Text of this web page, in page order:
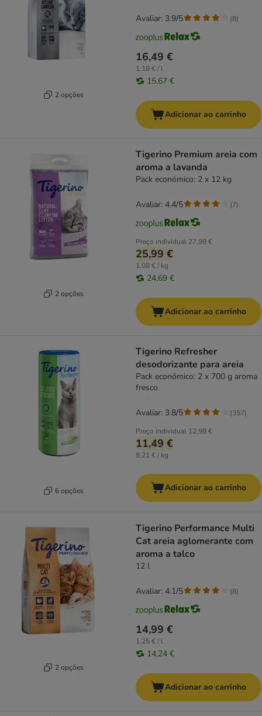
2 opções
16,49 €
1,18 € / l
15,67 €
Avaliar: 3.9/5 (8)
Adicionar ao carrinho
2 opções
Tigerino Premium areia com
aroma a lavanda
Pack económico: 2 x 12 kg
Preço individual 27,98 €
25,99 €
1,08 € / kg
24,69 €
Avaliar: 4.4/5 (7)
Adicionar ao carrinho
6 opções
Tigerino Refresher
desodorizante para areia
Pack económico: 2 x 700 g aroma
fresco
Preço individual 12,98 €
11,49 €
8,21 € / kg
Avaliar: 3.8/5 (357)
Adicionar ao carrinho
2 opções
Tigerino Performance Multi
Cat areia aglomerante com
aroma a talco
12 l
14,99 €
1,25 € / l
14,24 €
Avaliar: 4.1/5 (8)
Adicionar ao carrinho